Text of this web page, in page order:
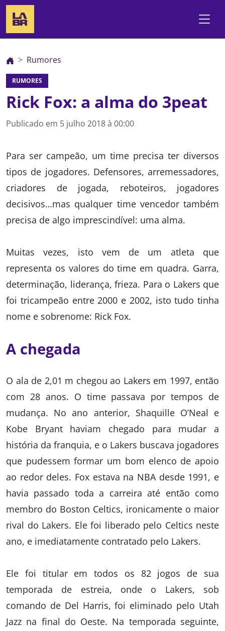
Rumores
RUMORES
Rick Fox: a alma do 3peat
Publicado em 5 julho 2018 à 00:00
Para ser campeão, um time precisa ter diversos
tipos de jogadores. Defensores, arremessadores,
criadores de jogada, reboteiros, jogadores
decisivos…mas qualquer time vencedor também
precisa de algo imprescindível: uma alma.
Muitas vezes, isto vem de um atleta que
representa os valores do time em quadra. Garra,
determinação, liderança, frieza. Para o Lakers que
foi tricampeão entre 2000 e 2002, isto tudo tinha
nome e sobrenome: Rick Fox.
A chegada
O ala de 2,01 m chegou ao Lakers em 1997, então
com 28 anos. O time passava por tempos de
mudança. No ano anterior, Shaquille O’Neal e
Kobe Bryant haviam chegado para mudar a
história da franquia, e o Lakers buscava jogadores
que pudessem formar um bom elenco de apoio
ao redor deles. Fox estava na NBA desde 1991, e
havia passado toda a carreira até então como
membro do Boston Celtics, ironicamente o maior
rival do Lakers. Ele foi liberado pelo Celtics neste
ano, e imediatamente contratado pelo Lakers.
Ele foi titular em todos os 82 jogos de sua
temporada de estreia, onde o Lakers, sob
comando de Del Harris, foi eliminado pelo Utah
Jazz na final do Oeste. Na temporada seguinte,